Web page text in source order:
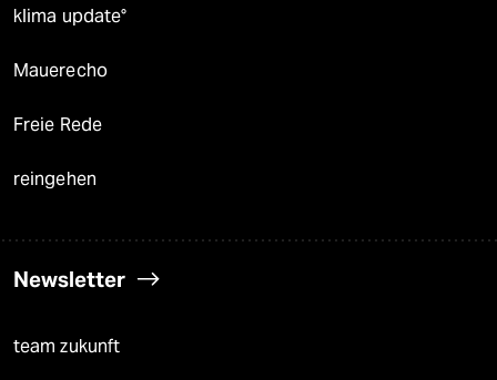
klima update°
Mauerecho
Freie Rede
reingehen
Newsletter
team zukunft